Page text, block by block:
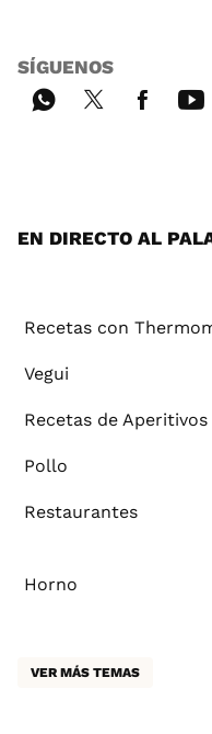
SÍGUENOS
EN DIRECTO AL
Recetas con
Vegui
Recetas de Aperitivos
Pollo
Restaurantes
Horno
VER MÁS TEMAS